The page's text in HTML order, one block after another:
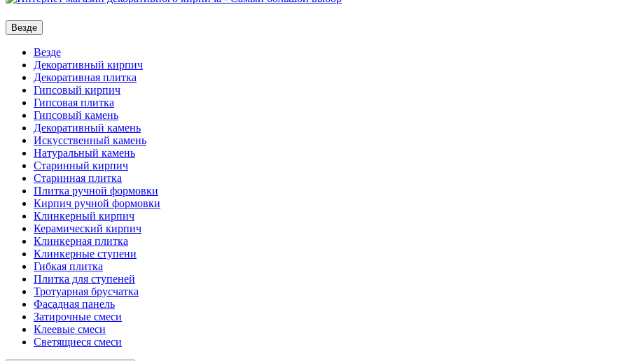
Везде
Везде
Декоративный кирпич
Декоративная плитка
Гипсовый кирпич
Гипсовая плитка
Гипсовый камень
Декоративный камень
Искусственный камень
Натуральный камень
Старинный кирпич
Старинная плитка
Плитка ручной формовки
Кирпич ручной формовки
Клинкерный кирпич
Керамический кирпич
Клинкерная плитка
Клинкерные ступени
Гибкая плитка
Плитка для ступеней
Тротуарная брусчатка
Фасадная панель
Затирочные смеси
Клеевые смеси
Светящиеся смеси